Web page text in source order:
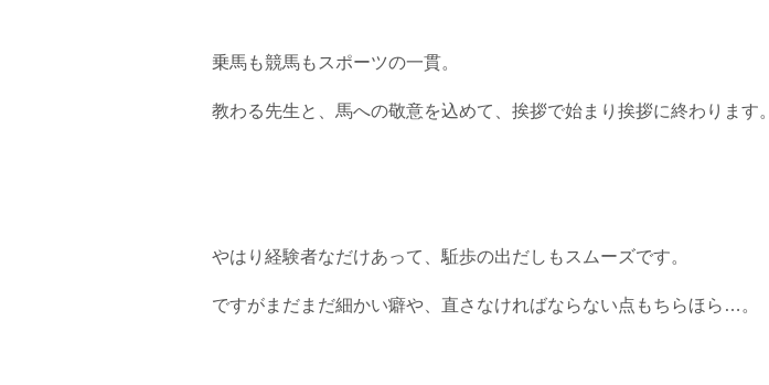
乗馬も競馬もスポーツの一貫。
教わる先生と、馬への敬意を込めて、挨拶で始まり挨拶に終わります。
やはり経験者なだけあって、駈歩の出だしもスムーズです。
ですがまだまだ細かい癖や、直さなければならない点もちらほら…。